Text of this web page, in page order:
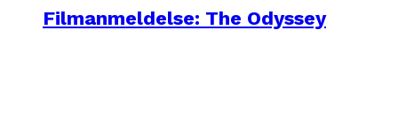
Filmanmeldelse: The Odyssey